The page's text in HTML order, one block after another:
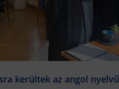
kerültek az angol nyelvű